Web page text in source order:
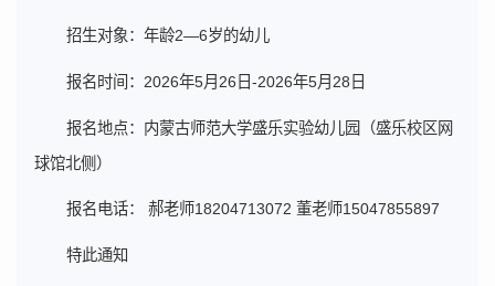
招生对象：年龄2—6岁的幼儿
报名时间：2026年5月26日-2026年5月28日
报名地点：内蒙古师范大学盛乐实验幼儿园（盛乐校区网
球馆北侧）
报名电话： 郝老师18204713072 董老师15047855897
特此通知